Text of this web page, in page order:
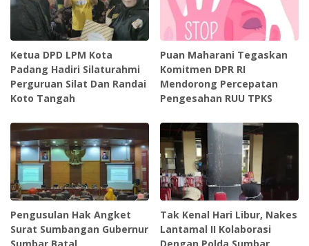
Ketua DPD LPM Kota
Padang Hadiri Silaturahmi
Perguruan Silat Dan Randai
Koto Tangah
Puan Maharani Tegaskan
Komitmen DPR RI
Mendorong Percepatan
Pengesahan RUU TPKS
Pengusulan Hak Angket
Surat Sumbangan Gubernur
Sumbar Batal
Tak Kenal Hari Libur, Nakes
Lantamal II Kolaborasi
Dengan Polda Sumbar